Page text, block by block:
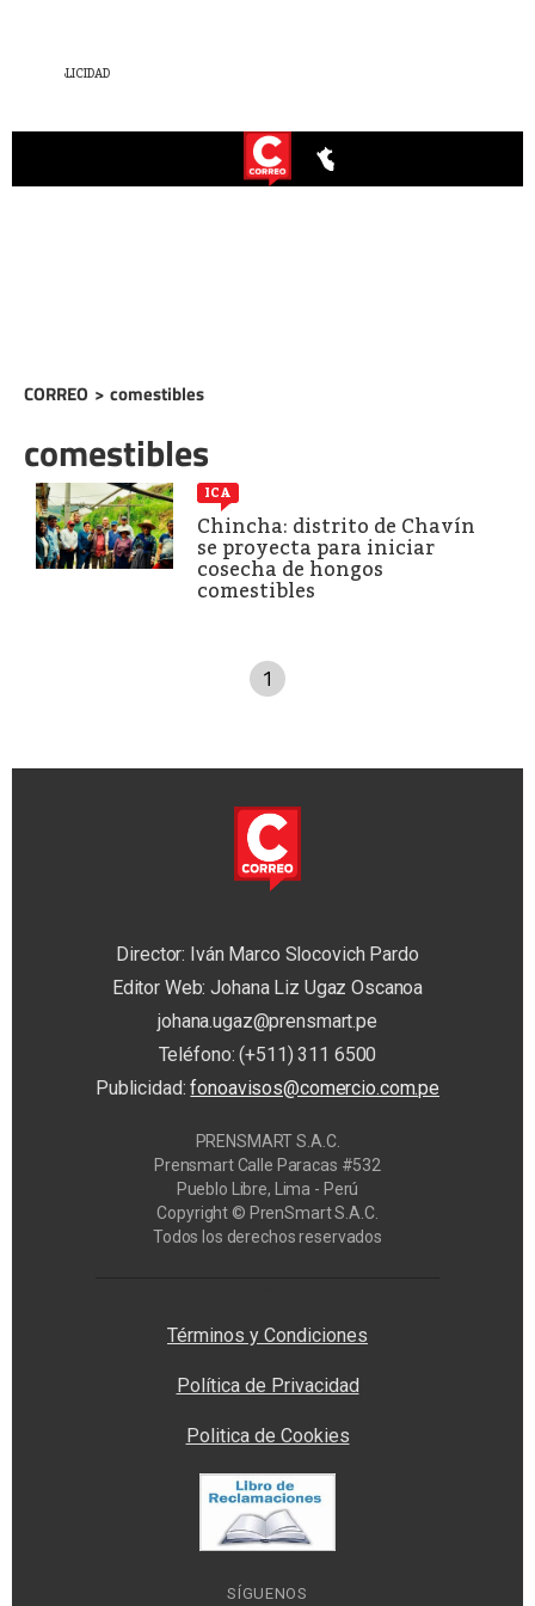
CORREO > comestibles
comestibles
ICA
Chincha: distrito de Chavín
se proyecta para iniciar
cosecha de hongos
comestibles
1
Director: Iván Marco Slocovich Pardo
Editor Web: Johana Liz Ugaz Oscanoa
johana.ugaz@prensmart.pe
Teléfono: (+511) 311 6500
Publicidad:fonoavisos@comercio.com.pe
PRENSMART S.A.C.
Prensmart Calle Paracas #532
Pueblo Libre, Lima - Perú
Copyright © PrenSmart S.A.C.
Todos los derechos reservados
Términos y Condiciones
Política de Privacidad
Politica de Cookies
SÍGUENOS